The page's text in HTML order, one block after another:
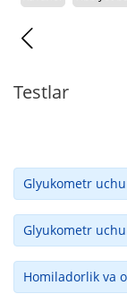
Testlar
Glyukometr
Glyukometr
Homiladorlik va